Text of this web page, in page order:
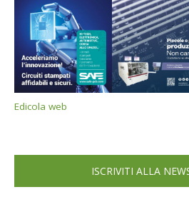
Edicola web
ISCRIVITI ALLA